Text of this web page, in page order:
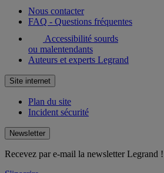
Nous contacter
FAQ - Questions fréquentes
Accessibilité sourds
ou malentendants
Auteurs et experts Legrand
Site internet
Plan du site
Incident sécurité
Newsletter
Recevez par e-mail la newsletter Legrand